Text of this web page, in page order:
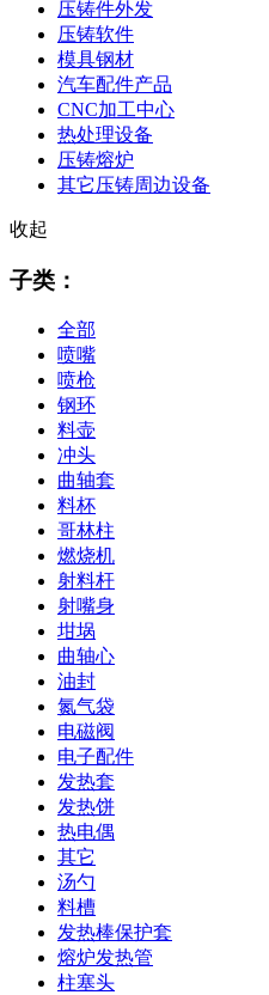
压铸件外发
压铸软件
模具钢材
汽车配件产品
CNC加工中心
热处理设备
压铸熔炉
其它压铸周边设备
收起
子类：
全部
喷嘴
喷枪
钢环
料壶
冲头
曲轴套
料杯
哥林柱
燃烧机
射料杆
射嘴身
坩埚
曲轴心
油封
氮气袋
电磁阀
电子配件
发热套
发热饼
热电偶
其它
汤勺
料槽
发热棒保护套
熔炉发热管
柱塞头